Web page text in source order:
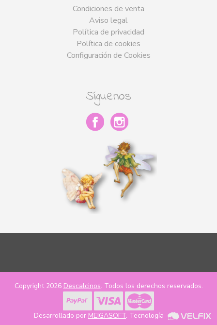
Condiciones de venta
Aviso legal
Política de privacidad
Política de cookies
Configuración de Cookies
Síguenos
Copyright 2026 Descalcinos. Todos los derechos reservados.
Desarrollado por MEIGASOFT. Tecnología